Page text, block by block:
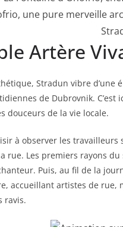
une pure merveille
Artère
Stradun vibre d’une
de Dubrovnik.
douceurs de la vie locale.
à observer les
rue. Les premiers rayons
Puis, au fil de la
accueillant artistes de
ravis.